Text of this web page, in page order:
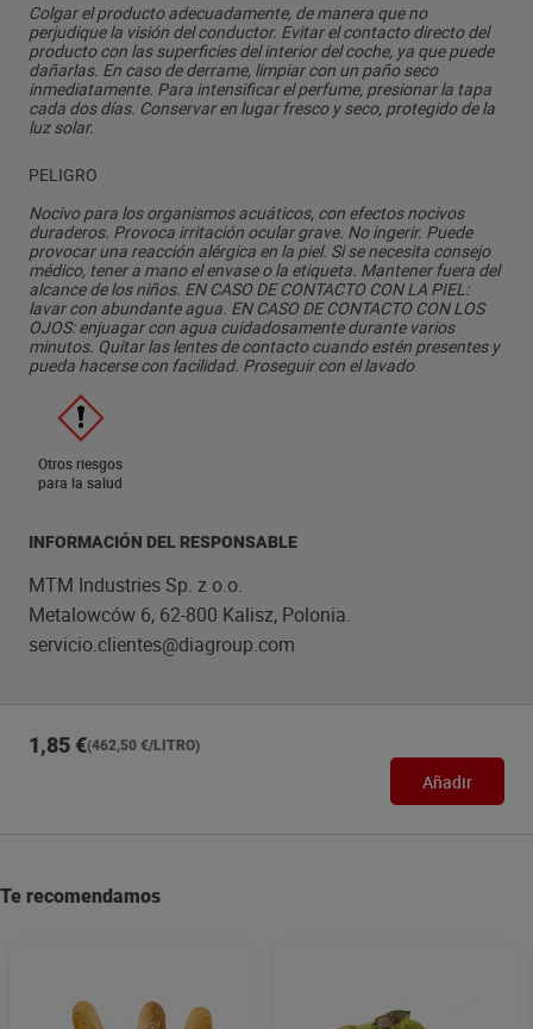
Colgar el producto adecuadamente, de manera que no
perjudique la visión del conductor. Evitar el contacto directo del
producto con las superficies del interior del coche, ya que puede
dañarlas. En caso de derrame, limpiar con un paño seco
inmediatamente. Para intensificar el perfume, presionar la tapa
cada dos días. Conservar en lugar fresco y seco, protegido de la
luz solar.
PELIGRO
Nocivo para los organismos acuáticos, con efectos nocivos
duraderos. Provoca irritación ocular grave. No ingerir. Puede
provocar una reacción alérgica en la piel. Si se necesita consejo
médico, tener a mano el envase o la etiqueta. Mantener fuera del
alcance de los niños. EN CASO DE CONTACTO CON LA PIEL:
lavar con abundante agua. EN CASO DE CONTACTO CON LOS
OJOS: enjuagar con agua cuidadosamente durante varios
minutos. Quitar las lentes de contacto cuando estén presentes y
pueda hacerse con facilidad. Proseguir con el lavado
Otros riesgos
para la salud
INFORMACIÓN DEL RESPONSABLE
MTM Industries Sp. z o.o.
Metalowców 6, 62-800 Kalisz, Polonia.
servicio.clientes@diagroup.com
1,85 €(462,50 €/LITRO)
Añadir
Te recomendamos